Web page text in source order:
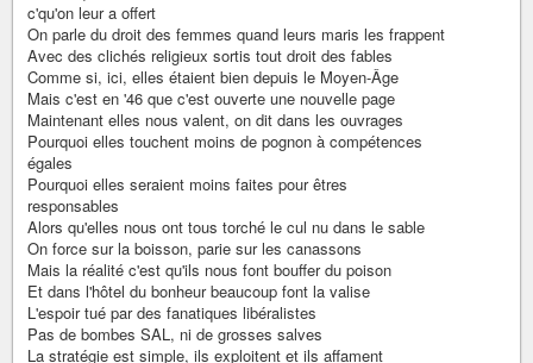
c'qu'on leur a offert
On parle du droit des femmes quand leurs maris les frappent
Avec des clichés religieux sortis tout droit des fables
Comme si, ici, elles étaient bien depuis le Moyen-Âge
Mais c'est en '46 que c'est ouverte une nouvelle page
Maintenant elles nous valent, on dit dans les ouvrages
Pourquoi elles touchent moins de pognon à compétences
égales
Pourquoi elles seraient moins faites pour êtres
responsables
Alors qu'elles nous ont tous torché le cul nu dans le sable
On force sur la boisson, parie sur les canassons
Mais la réalité c'est qu'ils nous font bouffer du poison
Et dans l'hôtel du bonheur beaucoup font la valise
L'espoir tué par des fanatiques libéralistes
Pas de bombes SAL, ni de grosses salves
La stratégie est simple, ils exploitent et ils affament